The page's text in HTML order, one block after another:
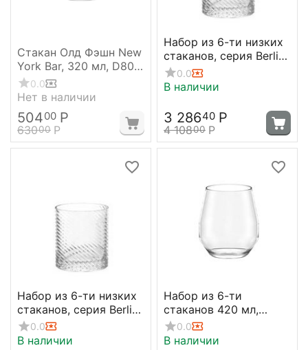
Стакан Олд Фэшн New
York Bar, 320 мл, D80
мм, H94 мм, Stolzle
0.0
Нет в наличии
50400 Р
63000 Р
Набор из 6-ти низких
стаканов, серия Berlin,
300 мл, D75 мм, H85
мм, Stolzle
0.0
В наличии
3 28640 Р
4 10800 Р
Набор из 6-ти низких
стаканов, серия Berlin,
500 мл, D76 мм, H106
мм, Stolzle
0.0
В наличии
Набор из 6-ти
стаканов 420 мл,
серия Celestia, D 86
мм, H 99 мм, Stolzle
0.0
В наличии